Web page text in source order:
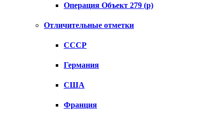
Операция Объект 279 (р)
Отличительные отметки
СССР
Германия
США
Франция